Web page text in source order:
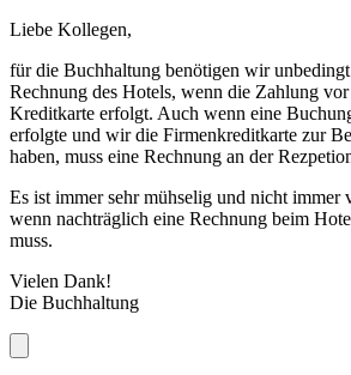
Liebe Kollegen,
für die Buchhaltung benötigen wir
Rechnung des Hotels, wenn die Zahlung
Kreditkarte erfolgt. Auch wenn eine
erfolgte und wir die Firmenkreditkarte zur
haben, muss eine Rechnung an der
Es ist immer sehr mühselig und nicht immer
wenn nachträglich eine Rechnung beim
muss.
Vielen Dank!
Die Buchhaltung